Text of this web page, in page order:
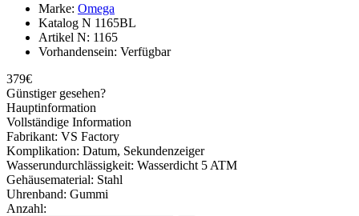
Marke: Omega
Katalog N 1165BL
Artikel N: 1165
Vorhandensein: Verfügbar
379€
Günstiger gesehen?
Hauptinformation
Vollständige Information
Fabrikant: VS Factory
Komplikation: Datum, Sekundenzeiger
Wasserundurchlässigkeit: Wasserdicht 5 ATM
Gehäusematerial: Stahl
Uhrenband: Gummi
Anzahl: